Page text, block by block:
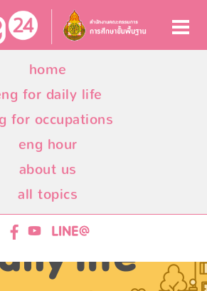
home
for daily life
for occupations
eng hour
about us
all topics